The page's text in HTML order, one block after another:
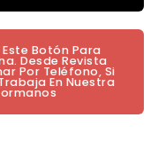
Botón Para
Desde Revista
Por Teléfono, Si
En Nuestra